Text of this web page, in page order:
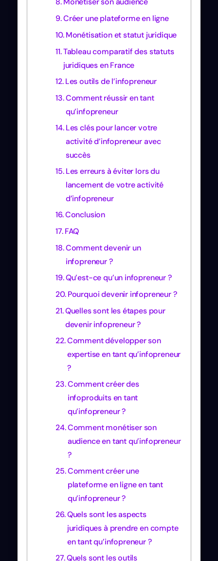
Créer une plateforme en ligne
Monétisation et statut juridique
Tableau comparatif des statuts
juridiques en France
Les outils de l’infopreneur
Comment réussir en tant
qu’infopreneur
Les clés pour lancer votre
activité d’infopreneur avec
succès
Les erreurs à éviter lors du
lancement de votre activité
d’infopreneur
Conclusion
FAQ
Comment devenir un
infopreneur ?
Qu’est-ce qu’un infopreneur ?
Pourquoi devenir infopreneur ?
Quelles sont les étapes pour
devenir infopreneur ?
Comment développer son
expertise en tant qu’infopreneur
?
Comment créer des
infoproduits en tant
qu’infopreneur ?
Comment monétiser son
audience en tant qu’infopreneur
?
Comment créer une
plateforme en ligne en tant
qu’infopreneur ?
Quels sont les aspects
juridiques à prendre en compte
en tant qu’infopreneur ?
Quels sont les outils